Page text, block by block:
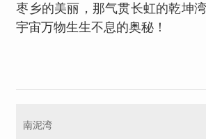
枣乡的美丽，那气贯长虹的乾坤
宇宙万物生生不息的奥秘！
南泥湾